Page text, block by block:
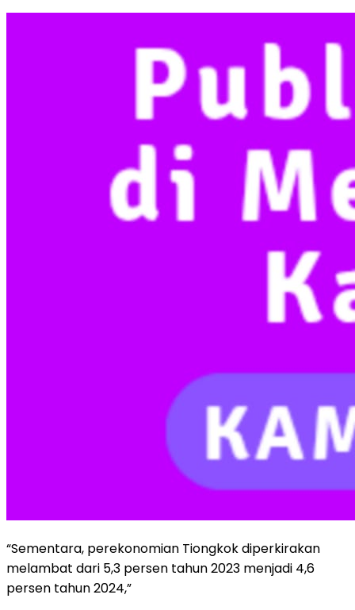
“Sementara, perekonomian Tiongkok diperkirakan
melambat dari 5,3 persen tahun 2023 menjadi 4,6
persen tahun 2024,”